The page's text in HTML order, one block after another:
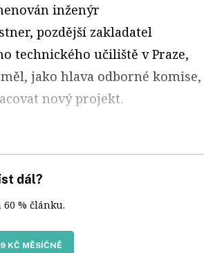
inženýr
pozdější zakladatel
technického učiliště v Praze,
jako hlava odborné komise,
nový projekt.
dál?
60 % článku.
KČ MĚSÍČNĚ